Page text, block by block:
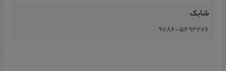
شابک
9786005493276